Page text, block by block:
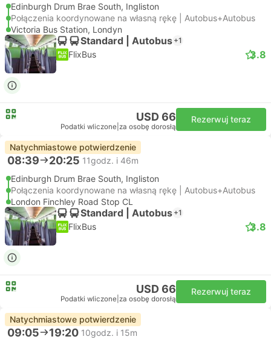
Edinburgh Drum Brae South, Ingliston
Połączenia koordynowane na własną rękę | Autobus+Autobus
Victoria Bus Station, Londyn
Standard | Autobus +1
FlixBus 3.8
USD 66
Podatki wliczone za osobę dorosłą
Rezerwuj teraz
Natychmiastowe potwierdzenie
08:39 20:25 11godz. i 46m
Edinburgh Drum Brae South, Ingliston
Połączenia koordynowane na własną rękę | Autobus+Autobus
London Finchley Road Stop CL
Standard | Autobus +1
FlixBus 3.8
USD 66
Podatki wliczone za osobę dorosłą
Rezerwuj teraz
Natychmiastowe potwierdzenie
09:05 19:20 10godz. i 15m